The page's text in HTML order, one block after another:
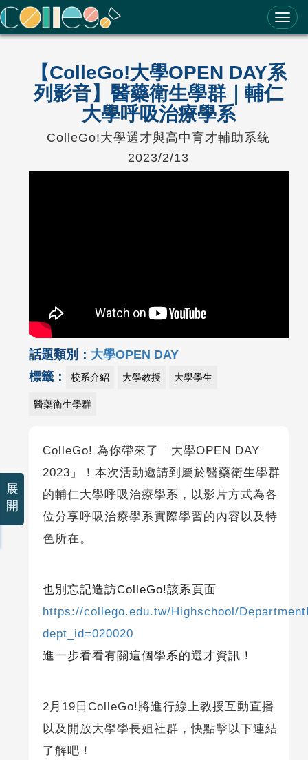
ColleGo! 大學選才與高中育才輔助系統
【ColleGo!大學OPEN DAY系
列影音】醫藥衛生學群｜輔仁
大學呼吸治療學系
ColleGo!大學選才與高中育才輔助系統
2023/2/13
話題類別： 大學OPEN DAY
標籤：
校系介紹 大學教授 大學學生
醫藥衛生學群
ColleGo! 為你帶來了「大學OPEN DAY
2023」！本次活動邀請到屬於醫藥衛生學群
的輔仁大學呼吸治療學系，以影片方式為各
位分享呼吸治療學系實際學習的內容以及特
色所在。
也別忘記造訪ColleGo!該系頁面
https://collego.edu.tw/Highschool/
dept_id=020020
進一步看看有關這個學系的選才資訊！
2月19日ColleGo!將進行線上教授互動直播
以及開放大學學長姐社群，快點擊以下連結
了解吧！
展
開